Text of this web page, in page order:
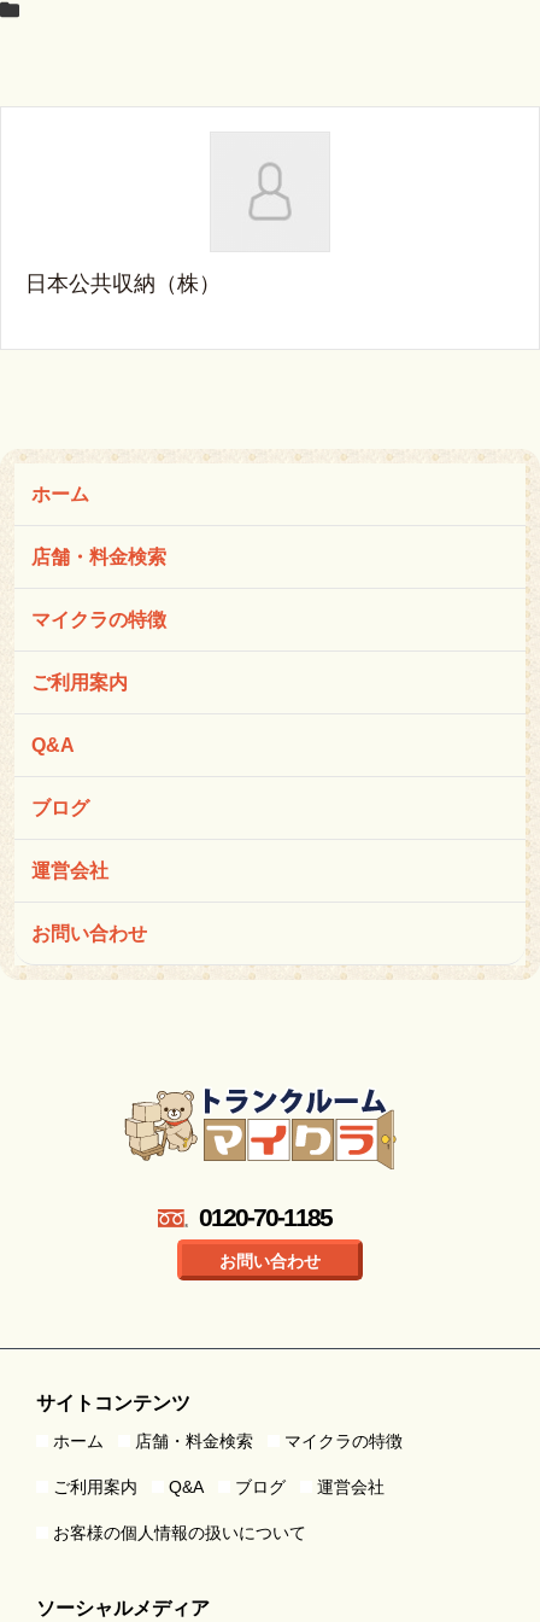
日本公共収納（株）
ホーム
店舗・料金検索
マイクラの特徴
ご利用案内
Q&A
ブログ
運営会社
お問い合わせ
0120-70-1185
お問い合わせ
サイトコンテンツ
ホーム 店舗・料金検索 マイクラの特徴
ご利用案内 Q&A ブログ 運営会社
お客様の個人情報の扱いについて
ソーシャルメディア